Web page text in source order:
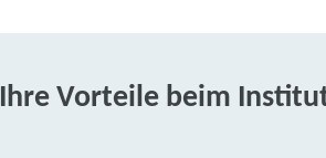
Ihre Vorteile beim